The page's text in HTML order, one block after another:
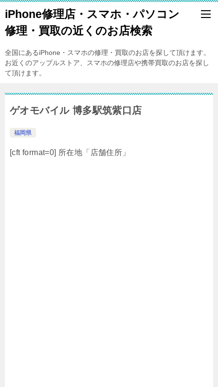
iPhone修理店・スマホ・パソコン
修理・買取の近くのお店検索
全国にあるiPhone・スマホの修理・買取のお店を探して頂けます。
お近くのアップルストア、スマホの修理店や携帯買取のお店を探し
て頂けます。
ゲオモバイル 博多駅筑紫口店
福岡県
[cft format=0] 所在地「店舗住所」